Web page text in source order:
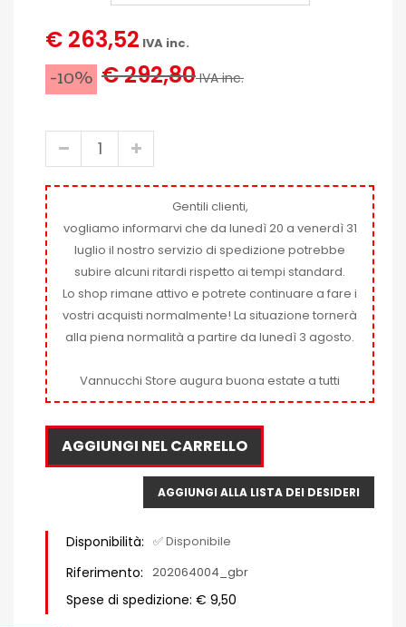
€ 263,52 IVA inc.
-10% € 292,80IVA inc.
Gentili clienti,
vogliamo informarvi che da lunedì 20 a venerdì 31
luglio il nostro servizio di spedizione potrebbe
subire alcuni ritardi rispetto ai tempi standard.
Lo shop rimane attivo e potrete continuare a fare i
vostri acquisti normalmente! La situazione tornerà
alla piena normalità a partire da lunedì 3 agosto.
Vannucchi Store augura buona estate a tutti
AGGIUNGI NEL CARRELLO
AGGIUNGI ALLA LISTA DEI DESIDERI
Disponibilità: ✅ Disponibile
Riferimento: 202064004_gbr
Spese di spedizione: € 9,50